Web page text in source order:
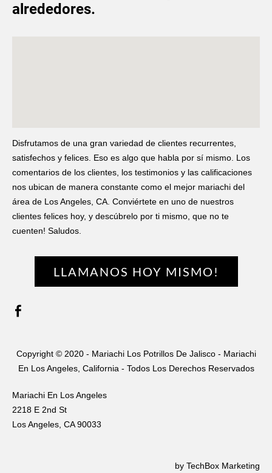
alrededores.
Disfrutamos de una gran variedad de clientes recurrentes,
satisfechos y felices. Eso es algo que habla por sí mismo. Los
comentarios de los clientes, los testimonios y las calificaciones
nos ubican de manera constante como el mejor mariachi del
área de Los Angeles, CA. Conviértete en uno de nuestros
clientes felices hoy, y descúbrelo por ti mismo, que no te
cuenten! Saludos.
LLAMANOS HOY MISMO!
Copyright © 2020 - Mariachi Los Potrillos De Jalisco - Mariachi
En Los Angeles, California - Todos Los Derechos Reservados
Mariachi En Los Angeles
2218 E 2nd St
​Los Angeles, CA 90033
by TechBox Marketing